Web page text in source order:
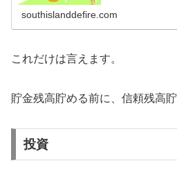
southislanddefire.com
これだけは言えます。
貯金残高貯める前に、信頼残高
投資